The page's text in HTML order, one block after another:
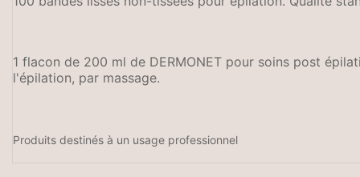
1 flacon de 200 ml de DERMONET pour soins post
l'épilation, par massage.
Produits destinés à un usage professionnel